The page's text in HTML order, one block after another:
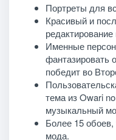
Портреты для
Красивый и
редактирование
Именные
фантазировать
победит во
тема из Owari
музыкальный
Более 15
мода.